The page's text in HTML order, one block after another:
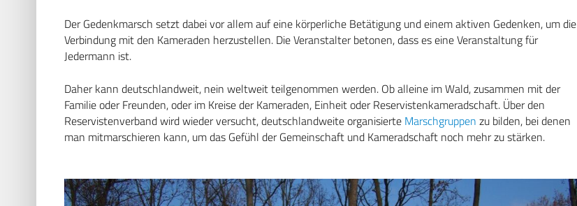
Der Gedenkmarsch setzt dabei vor allem auf eine körperliche Betätigung und einem aktiven Gedenken, um die
Verbindung mit den Kameraden herzustellen. Die Veranstalter betonen, dass es eine Veranstaltung für
Jedermann ist.
Daher kann deutschlandweit, nein weltweit teilgenommen werden. Ob alleine im Wald, zusammen mit der
Familie oder Freunden, oder im Kreise der Kameraden, Einheit oder Reservistenkameradschaft. Über den
Reservistenverband wird wieder versucht, deutschlandweite organisierte Marschgruppen zu bilden, bei denen
man mitmarschieren kann, um das Gefühl der Gemeinschaft und Kameradschaft noch mehr zu stärken.